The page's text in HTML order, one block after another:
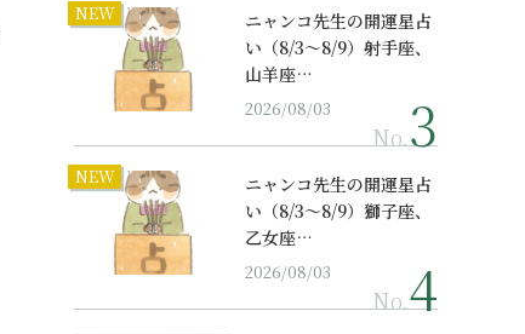
NEW
ニャンコ先生の開運星占
い（8/3～8/9）射手座、
山羊座…
2026/08/03
No.
NEW
ニャンコ先生の開運星占
い（8/3～8/9）獅子座、
乙女座…
2026/08/03
No.